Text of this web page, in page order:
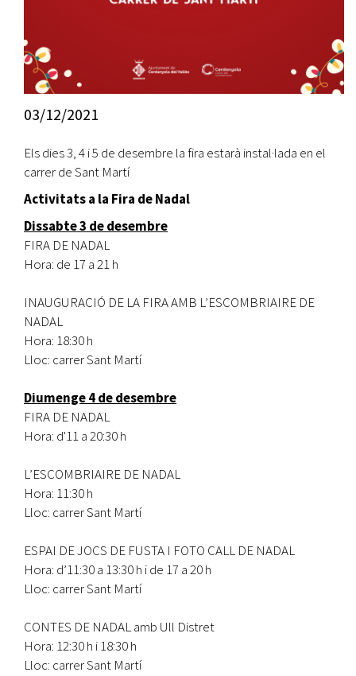
03/12/2021
Els dies 3, 4 i 5 de desembre la fira estarà instal·lada en el
carrer de Sant Martí
Activitats a la Fira de Nadal
Dissabte 3 de desembre
FIRA DE NADAL
Hora: de 17 a 21 h
INAUGURACIÓ DE LA FIRA AMB L’ESCOMBRIAIRE DE
NADAL
Hora: 18:30 h
Lloc: carrer Sant Martí
Diumenge 4 de desembre
FIRA DE NADAL
Hora: d'11 a 20:30 h
L’ESCOMBRIAIRE DE NADAL
Hora: 11:30 h
Lloc: carrer Sant Martí
ESPAI DE JOCS DE FUSTA I FOTO CALL DE NADAL
Hora: d’11:30 a 13:30 h i de 17 a 20 h
Lloc: carrer Sant Martí
CONTES DE NADAL amb Ull Distret
Hora: 12:30 h i 18:30 h
Lloc: carrer Sant Martí